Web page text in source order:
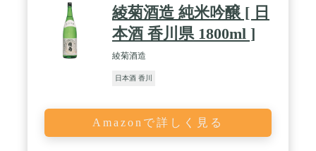
綾菊酒造 純米吟醸 [ 日
本酒 香川県 1800ml ]
綾菊酒造
日本酒 香川
Amazonで詳しく見る